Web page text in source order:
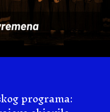
programa: